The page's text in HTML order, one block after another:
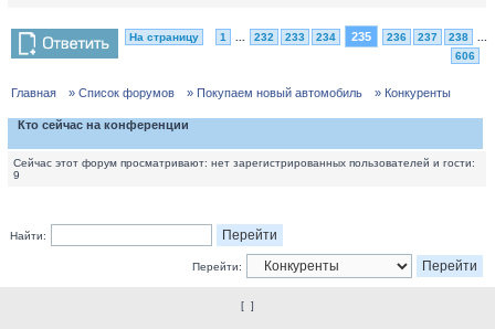
На страницу 1 232 233 234 235 236 237 238
606
Главная » Список форумов » Покупаем новый автомобиль » Конкуренты
Кто сейчас на конференции
Сейчас этот форум просматривают: нет зарегистрированных пользователей и гости:
9
Найти:
Перейти:
[ ]